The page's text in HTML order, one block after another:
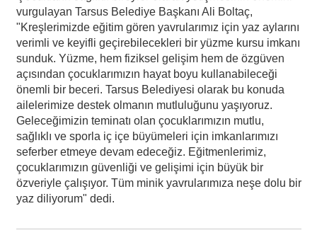
vurgulayan Tarsus Belediye Başkanı Ali Boltaç,
"Kreşlerimizde eğitim gören yavrularımız için yaz aylarını
verimli ve keyifli geçirebilecekleri bir yüzme kursu imkanı
sunduk. Yüzme, hem fiziksel gelişim hem de özgüven
açısından çocuklarımızın hayat boyu kullanabileceği
önemli bir beceri. Tarsus Belediyesi olarak bu konuda
ailelerimize destek olmanın mutluluğunu yaşıyoruz.
Geleceğimizin teminatı olan çocuklarımızın mutlu,
sağlıklı ve sporla iç içe büyümeleri için imkanlarımızı
seferber etmeye devam edeceğiz. Eğitmenlerimiz,
çocuklarımızın güvenliği ve gelişimi için büyük bir
özveriyle çalışıyor. Tüm minik yavrularımıza neşe dolu bir
yaz diliyorum" dedi.